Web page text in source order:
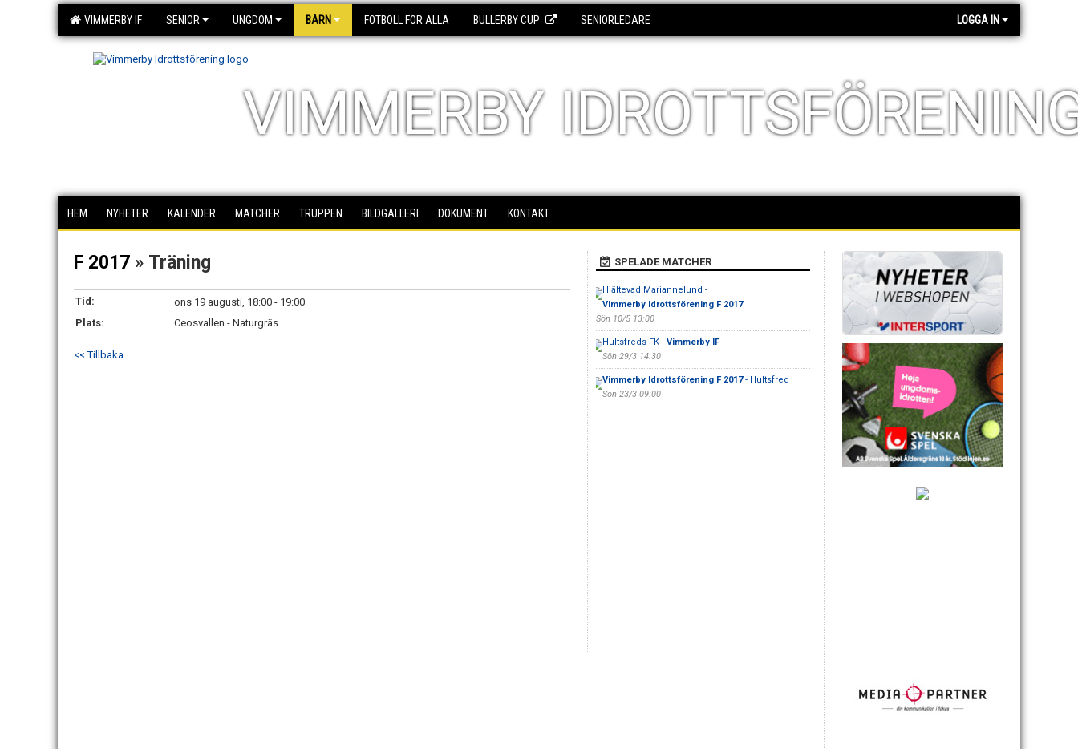
VIMMERBY IF SENIOR UNGDOM BARN FOTBOLL FÖR ALLA BULLERBY CUP SENIORLEDARE LOGGA IN
VIMMERBY
HEM NYHETER KALENDER MATCHER TRUPPEN BILDGALLERI DOKUMENT KONTAKT
F 2017 » Träning
Tid:
ons 19 augusti, 18:00 - 19:00
Plats:
Ceosvallen - Naturgräs
<< Tillbaka
SPELADE MATCHER
Hjältevad Mariannelund -
Vimmerby Idrottsförening F 2017
Sön 10/5 13:00
Hultsfreds FK - Vimmerby IF
Sön 29/3 14:30
Vimmerby Idrottsförening F 2017- Hultsfred
Sön 23/3 09:00